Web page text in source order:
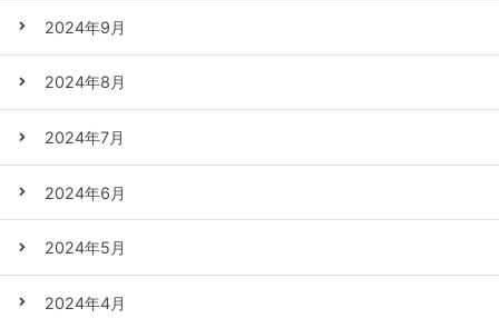
2024年9月
2024年8月
2024年7月
2024年6月
2024年5月
2024年4月